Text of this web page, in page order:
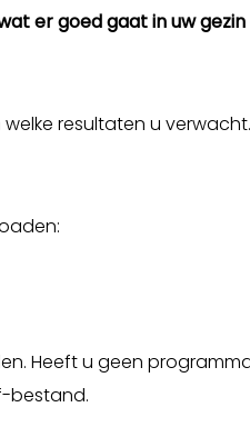
er goed gaat in uw
resultaten u verwacht.
Heeft u geen
bestand.